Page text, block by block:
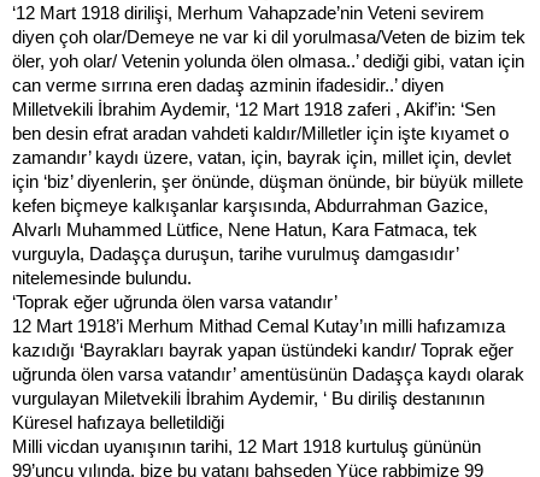
‘12 Mart 1918 dirilişi, Merhum Vahapzade’nin Veteni sevirem
diyen çoh olar/Demeye ne var ki dil yorulmasa/Veten de bizim tek
öler, yoh olar/ Vetenin yolunda ölen olmasa..’ dediği gibi, vatan için
can verme sırrına eren dadaş azminin ifadesidir..’ diyen
Milletvekili İbrahim Aydemir, ‘12 Mart 1918 zaferi , Akif’in: ‘Sen
ben desin efrat aradan vahdeti kaldır/Milletler için işte kıyamet o
zamandır’ kaydı üzere, vatan, için, bayrak için, millet için, devlet
için ‘biz’ diyenlerin, şer önünde, düşman önünde, bir büyük millete
kefen biçmeye kalkışanlar karşısında, Abdurrahman Gazice,
Alvarlı Muhammed Lütfice, Nene Hatun, Kara Fatmaca, tek
vurguyla, Dadaşça duruşun, tarihe vurulmuş damgasıdır’
nitelemesinde bulundu.
‘Toprak eğer uğrunda ölen varsa vatandır’
12 Mart 1918’i Merhum Mithad Cemal Kutay’ın milli hafızamıza
kazıdığı ‘Bayrakları bayrak yapan üstündeki kandır/ Toprak eğer
uğrunda ölen varsa vatandır’ amentüsünün Dadaşça kaydı olarak
vurgulayan Miletvekili İbrahim Aydemir, ‘ Bu diriliş destanının
Küresel hafızaya belletildiği
Milli vicdan uyanışının tarihi, 12 Mart 1918 kurtuluş gününün
99’uncu yılında, bize bu vatanı bahşeden Yüce rabbimize 99